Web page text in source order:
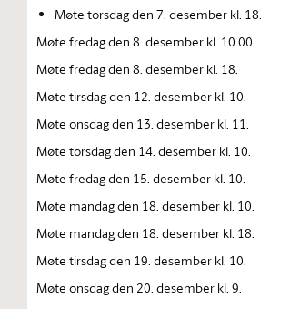
Møte torsdag den 7. desember kl. 18.
Møte fredag den 8. desember kl. 10.00.
Møte fredag den 8. desember kl. 18.
Møte tirsdag den 12. desember kl. 10.
Møte onsdag den 13. desember kl. 11.
Møte torsdag den 14. desember kl. 10.
Møte fredag den 15. desember kl. 10.
Møte mandag den 18. desember kl. 10.
Møte mandag den 18. desember kl. 18.
Møte tirsdag den 19. desember kl. 10.
Møte onsdag den 20. desember kl. 9.